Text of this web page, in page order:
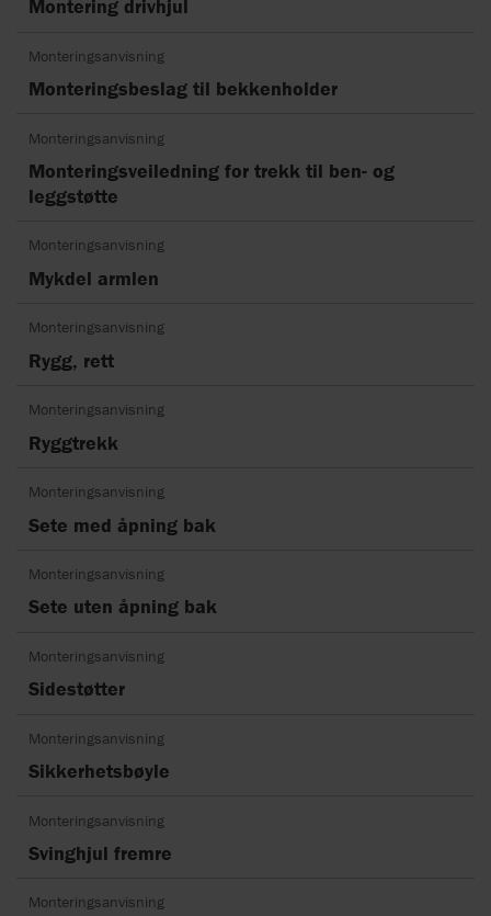
Montering drivhjul
Monteringsanvisning
Monteringsbeslag til bekkenholder
Monteringsanvisning
Monteringsveiledning for trekk til ben- og
leggstøtte
Monteringsanvisning
Mykdel armlen
Monteringsanvisning
Rygg, rett
Monteringsanvisning
Ryggtrekk
Monteringsanvisning
Sete med åpning bak
Monteringsanvisning
Sete uten åpning bak
Monteringsanvisning
Sidestøtter
Monteringsanvisning
Sikkerhetsbøyle
Monteringsanvisning
Svinghjul fremre
Monteringsanvisning